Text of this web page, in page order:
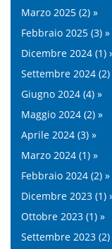
Marzo 2025 (2) »
Febbraio 2025 (3) »
Dicembre 2024 (1)
Settembre 2024 (2)
Giugno 2024 (4) »
Maggio 2024 (2) »
Aprile 2024 (3) »
Marzo 2024 (1) »
Febbraio 2024 (2) »
Dicembre 2023 (1)
Ottobre 2023 (1) »
Settembre 2023 (2)